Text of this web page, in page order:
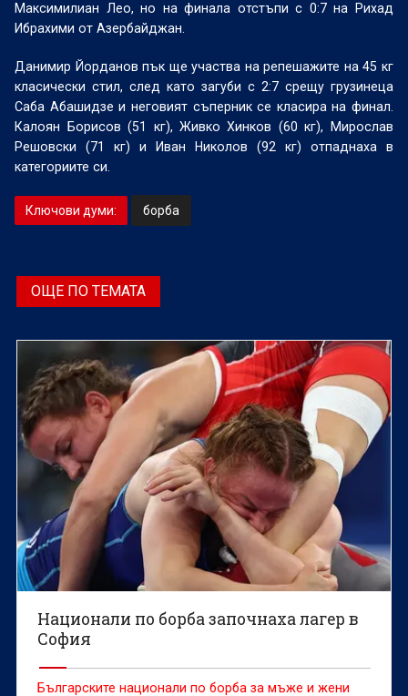
Максимилиан Лео, но на финала отстъпи с 0:7 на Рихад
Ибрахими от Азербайджан.
Данимир Йорданов пък ще участва на репешажите на 45 кг
класически стил, след като загуби с 2:7 срещу грузинеца
Саба Абашидзе и неговият съперник се класира на финал.
Калоян Борисов (51 кг), Живко Хинков (60 кг), Мирослав
Решовски (71 кг) и Иван Николов (92 кг) отпаднаха в
категориите си.
Ключови думи: борба
ОЩЕ ПО ТЕМАТА
Национали по борба започнаха лагер в
София
Българските национали по борба за мъже и жени